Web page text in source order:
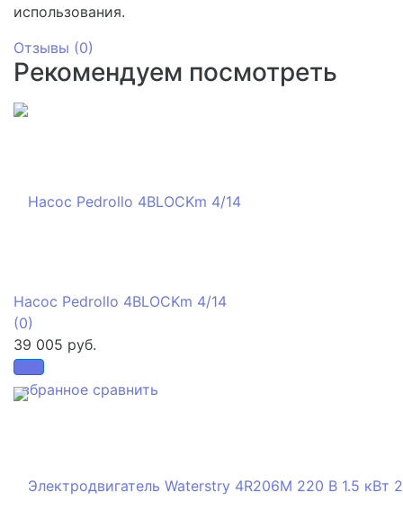
использования.
Отзывы (0)
Рекомендуем посмотреть
избранное сравнить
Насос Pedrollo 4BLOCKm 4/14
(0)
39 005 руб.